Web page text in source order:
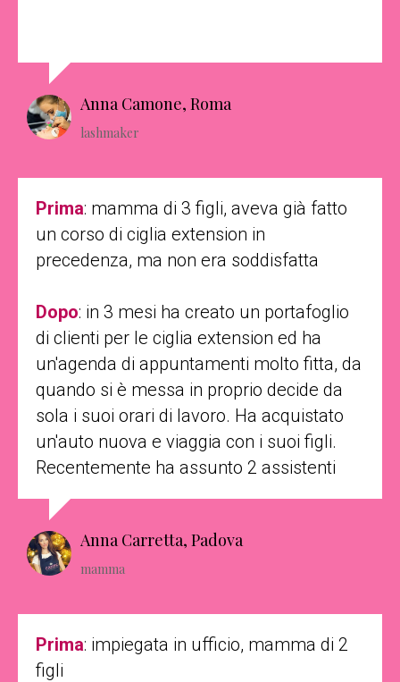
Anna Camone, Roma
lashmaker
Prima: mamma di 3 figli, aveva già fatto
un corso di ciglia extension in
precedenza, ma non era soddisfatta
Dopo: in 3 mesi ha creato un portafoglio
di clienti per le ciglia extension ed ha
un'agenda di appuntamenti molto fitta, da
quando si è messa in proprio decide da
sola i suoi orari di lavoro. Ha acquistato
un'auto nuova e viaggia con i suoi figli.
Recentemente ha assunto 2 assistenti
Anna Carretta, Padova
mamma
Prima: impiegata in ufficio, mamma di 2
figli